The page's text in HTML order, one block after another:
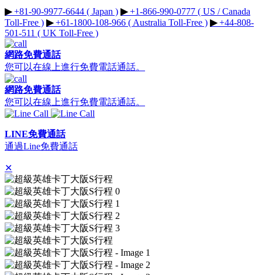
▶︎+81-90-9977-6644 ( Japan ) ▶︎+1-866-990-0777 ( US / Canada
Toll-Free ) ▶︎+61-1800-108-966 ( Australia Toll-Free ) ▶︎+44-808-
501-511 ( UK Toll-Free )
網路免費通話
您可以在線上進行免費電話通話。
網路免費通話
您可以在線上進行免費電話通話。
LINE免費通話
通過Line免費通話
✕